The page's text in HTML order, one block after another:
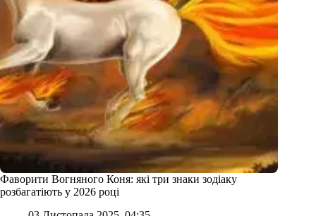
Фаворити Вогняного Коня: які три знаки зодіаку
розбагатіють у 2026 році